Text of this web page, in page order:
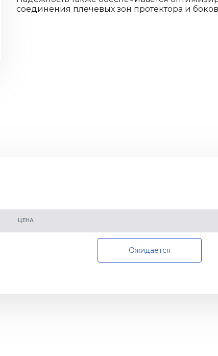
соединения плечевых зон протектора и
ЦЕНА
Ожидается